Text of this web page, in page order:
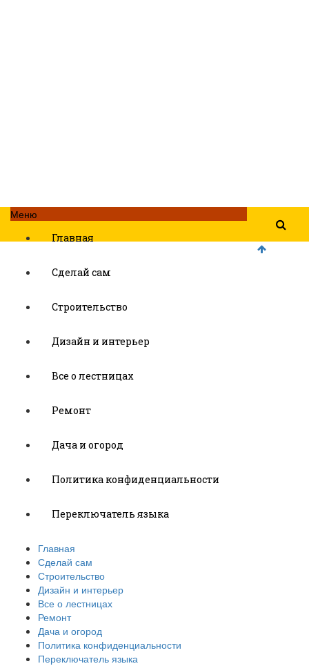
Меню
Главная
Сделай сам
Строительство
Дизайн и интерьер
Все о лестницах
Ремонт
Дача и огород
Политика конфиденциальности
Переключатель языка
Главная
Сделай сам
Строительство
Дизайн и интерьер
Все о лестницах
Ремонт
Дача и огород
Политика конфиденциальности
Переключатель языка